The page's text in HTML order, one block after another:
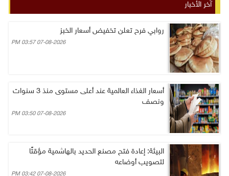
آخر الأخبار
روابي فرح تعلن تخفيض أسعار الخبز
07-08-2026 03:57 PM
أسعار الغذاء العالمية عند أعلى مستوى منذ 3 سنوات
ونصف
07-08-2026 03:50 PM
البيئة: إعادة فتح مصنع الحديد بالهاشمية مؤقتًا
لتصويب أوضاعه
07-08-2026 03:42 PM